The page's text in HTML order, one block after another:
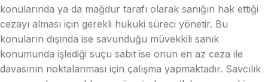
konularında ya da mağdur tarafı olarak sanığın hak ettiği
cezayı alması için gerekli hukuki süreci yönetir. Bu
konuların dışında ise savunduğu müvekkili sanık
konumunda işlediği suçu sabit ise onun en az ceza ile
davasının noktalanması için çalışma yapmaktadır. Savcılık